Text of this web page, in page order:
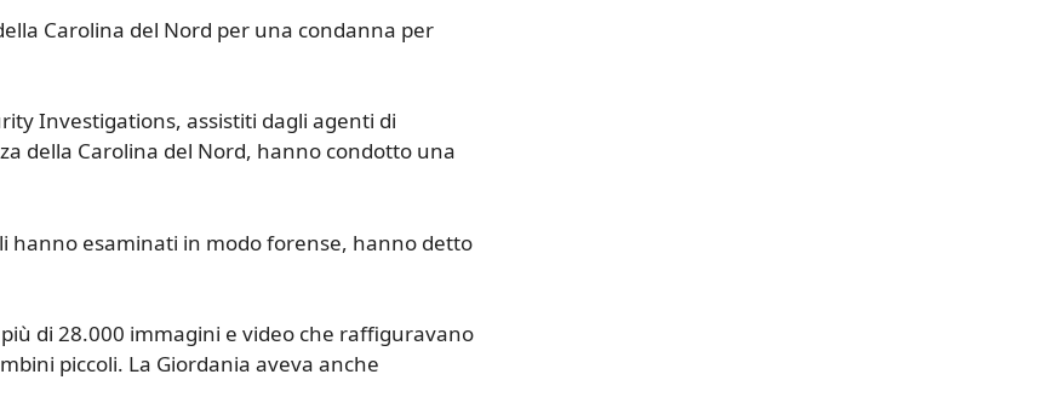
Carolina del Nord per una condanna per
Investigations, assistiti dagli agenti di
della Carolina del Nord, hanno condotto una
hanno esaminati in modo forense, hanno detto
di 28.000 immagini e video che raffiguravano
piccoli. La Giordania aveva anche